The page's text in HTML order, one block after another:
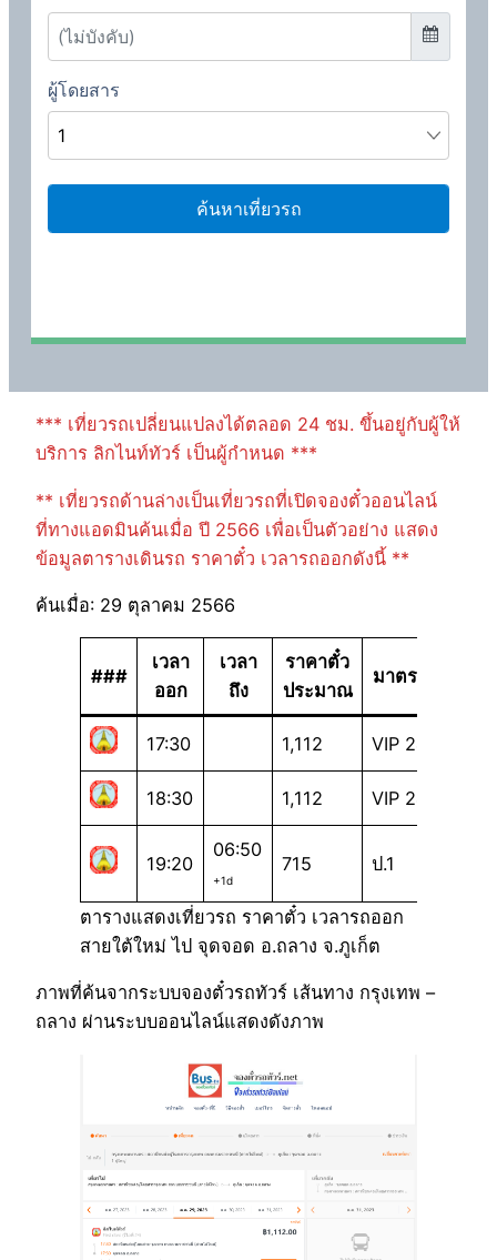
*** เที่ยวรถเปลี่ยนแปลงได้ตลอด 24 ชม. ขึ้นอยู่กับผู้ให้
บริการ ลิกไนท์ทัวร์ เป็นผู้กำหนด ***
** เที่ยวรถด้านล่างเป็นเที่ยวรถที่เปิดจองตั๋วออนไลน์
ที่ทางแอดมินค้นเมื่อ ปี 2566 เพื่อเป็นตัวอย่าง แสดง
ข้อมูลตารางเดินรถ ราคาตั๋ว เวลารถออกดังนี้ **
ค้นเมื่อ: 29 ตุลาคม 2566
###
เวลา
ออก
เวลา
ถึง
ราคาตั๋ว
ประมาณ
มาตรฐาน
17:30 1,112 VIP 24
18:30 1,112 VIP 24
19:20
06:50
+1d
715 ป.1
ตารางแสดงเที่ยวรถ ราคาตั๋ว เวลารถออก
สายใต้ใหม่ ไป จุดจอด อ.ถลาง จ.ภูเก็ต
ภาพที่ค้นจากระบบจองตั๋วรถทัวร์ เส้นทาง กรุงเทพ –
ถลาง ผ่านระบบออนไลน์แสดงดังภาพ